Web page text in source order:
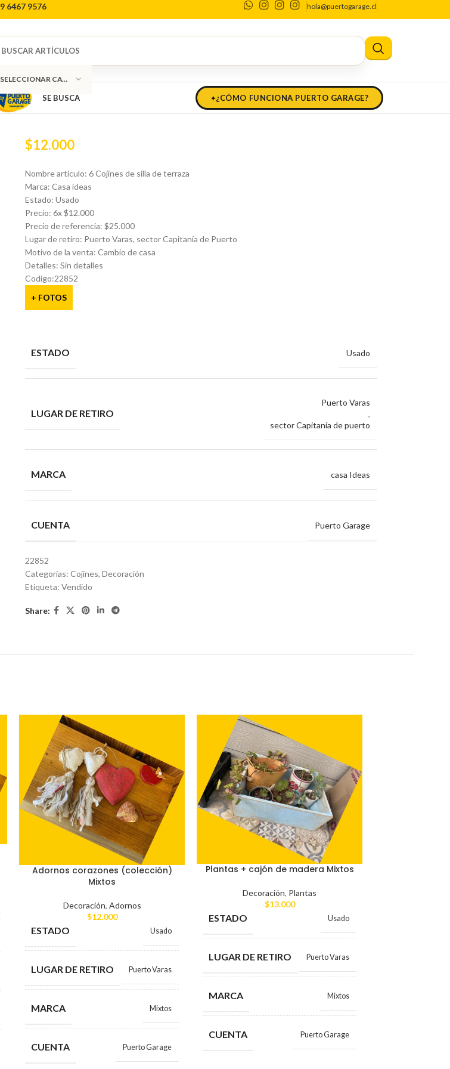
6467 9576 hola@puertogarage.cl
SELECCIONAR CATEGORÍA
SE BUSCA ¿CÓMO FUNCIONA PUERTO GARAGE?
Inicio Decoración Cojines 6 Cojines de silla de terraza Casa ideas
0
6 Cojines de silla de terraza Casa
ideas
$12.000
Nombre articulo: 6 Cojines de silla de terraza
Marca: Casa ideas
Estado: Usado
Precio: 6x $12.000
Precio de referencia: $25.000
Lugar de retiro: Puerto Varas, sector Capitanía de Puerto
Motivo de la venta: Cambio de casa
Detalles: Sin detalles
Codigo:22852
+ FOTOS
ESTADO Usado
LUGAR DE RETIRO
Puerto Varas
,
sector Capitanía de puerto
MARCA casa Ideas
CUENTA Puerto Garage
22852
Categorías: Cojines, Decoración
Etiqueta: Vendido
Share:
Adornos corazones (colección)
Mixtos
Decoración, Adornos
$12.000
ESTADO Usado
LUGAR DE RETIRO Puerto Varas
MARCA Mixtos
CUENTA Puerto Garage
Plantas + cajón de madera Mixtos
Decoración, Plantas
$13.000
ESTADO Usado
LUGAR DE RETIRO Puerto Varas
MARCA Mixtos
CUENTA Puerto Garage